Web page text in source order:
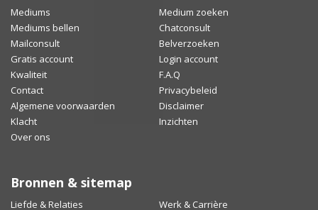
Mediums
Medium zoeken
Mediums bellen
Chatconsult
Mailconsult
Belverzoeken
Gratis account
Login account
Kwaliteit
F.A.Q
Contact
Privacybeleid
Algemene voorwaarden
Disclaimer
Klacht
Inzichten
Over ons
Bronnen & sitemap
Liefde & Relaties Werk & Carrière